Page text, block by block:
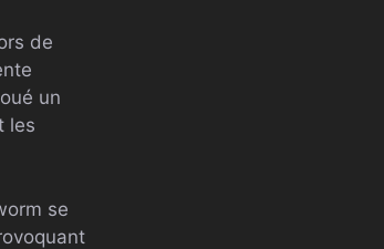
de
un
les
se